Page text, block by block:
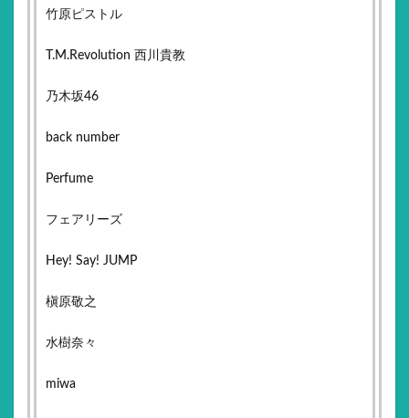
竹原ピストル
T.M.Revolution 西川貴教
乃木坂46
back number
Perfume
フェアリーズ
Hey! Say! JUMP
槇原敬之
水樹奈々
miwa